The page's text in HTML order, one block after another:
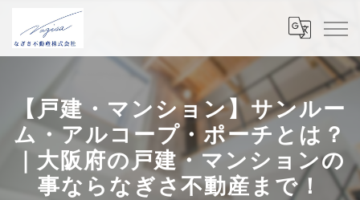
【戸建・マンション】サンルー
ム・アルコープ・ポーチとは？
｜大阪府の戸建・マンションの
事ならなぎさ不動産まで！